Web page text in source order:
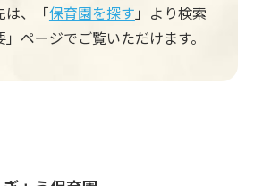
は、「保育園を探す 」より検索
」ページでご覧いただけます。